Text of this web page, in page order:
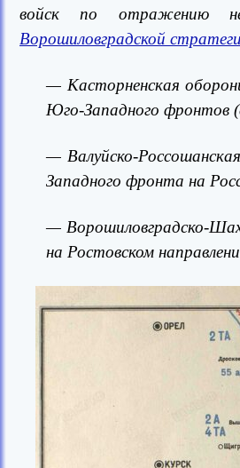
войск по отражению
Ворошиловградской
— Касторненская
Юго-Западного фронтов
— Валуйско-
Западного фронта на
— Ворошиловградско-
на Ростовском